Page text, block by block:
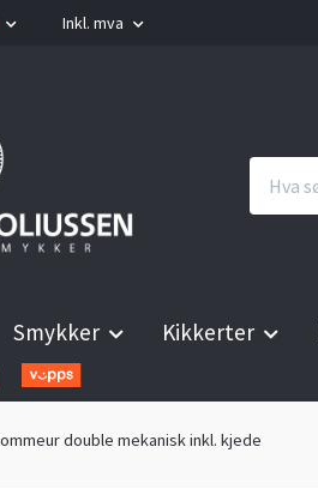
Inkl. mva
Smykker Kikkerter
double mekanisk inkl. kjede